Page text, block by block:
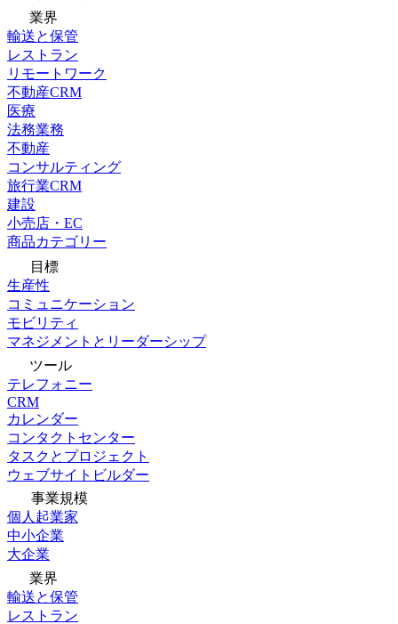
業界
輸送と保管
レストラン
リモートワーク
不動産CRM
医療
法務業務
不動産
コンサルティング
旅行業CRM
建設
小売店・EC
商品カテゴリー
目標
生産性
コミュニケーション
モビリティ
マネジメントとリーダーシップ
ツール
テレフォニー
CRM
カレンダー
コンタクトセンター
タスクとプロジェクト
ウェブサイトビルダー
事業規模
個人起業家
中小企業
大企業
業界
輸送と保管
レストラン